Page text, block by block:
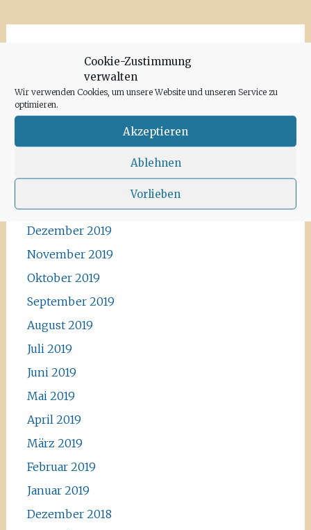
Cookie-Zustimmung
verwalten
Wir verwenden Cookies, um unsere Website und unseren Service zu
optimieren.
Akzeptieren
Ablehnen
Vorlieben
Juni 2020
Mai 2020
Februar 2020
Januar 2020
Dezember 2019
November 2019
Oktober 2019
September 2019
August 2019
Juli 2019
Juni 2019
Mai 2019
April 2019
März 2019
Februar 2019
Januar 2019
Dezember 2018